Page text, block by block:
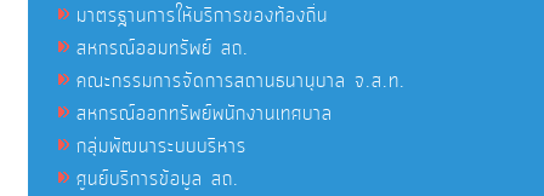
มาตรฐานการให้บริการของท้องถิ่น
สหกรณ์ออมทรัพย์ สถ.
คณะกรรมการจัดการสถานธนานุบาล จ.ส.ท.
สหกรณ์ออกทรัพย์พนักงานเทศบาล
กลุ่มพัฒนาระบบบริหาร
ศูนย์บริการข้อมูล สถ.